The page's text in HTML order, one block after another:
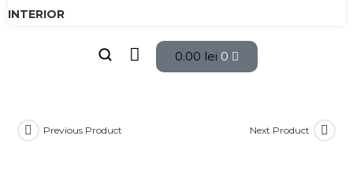
INTERIOR
0.00 lei 0
Previous Product Next Product